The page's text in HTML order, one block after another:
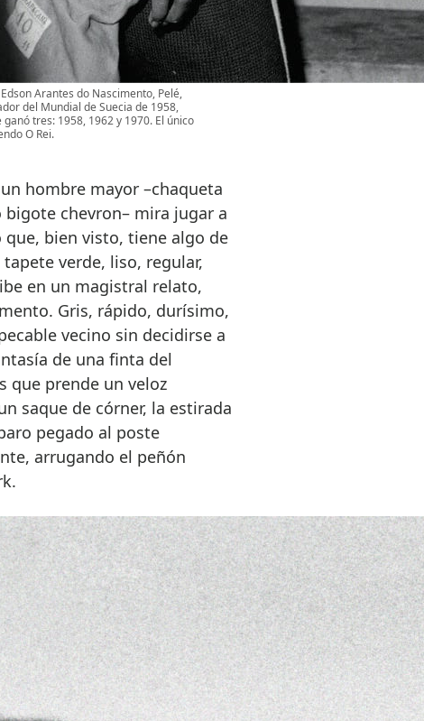
Arantes do Nascimento, Pelé,
del Mundial de Suecia de 1958,
tres: 1958, 1962 y 1970. El único
O Rei.
hombre mayor –chaqueta
chevron– mira jugar a
bien visto, tiene algo de
verde, liso, regular,
en un magistral relato,
Gris, rápido, durísimo,
vecino sin decidirse a
de una finta del
que prende un veloz
saque de córner, la estirada
pegado al poste
arrugando el peñón